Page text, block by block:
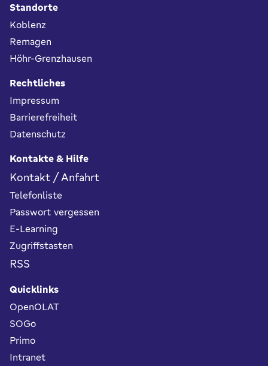
Standorte
Koblenz
Remagen
Höhr-Grenzhausen
Rechtliches
Impressum
Barrierefreiheit
Datenschutz
Kontakte & Hilfe
Kontakt / Anfahrt
Telefonliste
Passwort vergessen
E-Learning
Zugriffstasten
RSS
Quicklinks
OpenOLAT
SOGo
Primo
Intranet